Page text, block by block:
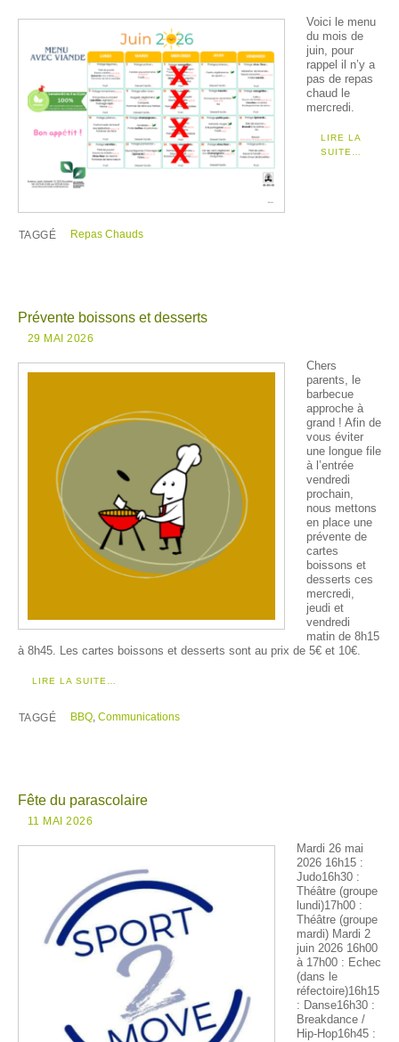
Voici le menu
du mois de
juin, pour
rappel il n’y a
pas de repas
chaud le
mercredi.
LIRE LA
SUITE…
TAGGÉ Repas Chauds
Prévente boissons et desserts
29 MAI 2026
Chers
parents, le
barbecue
approche à
grand ! Afin de
vous éviter
une longue file
à l’entrée
vendredi
prochain,
nous mettons
en place une
prévente de
cartes
boissons et
desserts ces
mercredi,
jeudi et
vendredi
matin de 8h15
à 8h45. Les cartes boissons et desserts sont au prix de 5€ et 10€.
LIRE LA SUITE…
TAGGÉ BBQ,Communications
Fête du parascolaire
11 MAI 2026
Mardi 26 mai
2026 16h15 :
Judo16h30 :
Théâtre (groupe
lundi)17h00 :
Théâtre (groupe
mardi) Mardi 2
juin 2026 16h00
à 17h00 : Echec
(dans le
réfectoire)16h15
: Danse16h30 :
Breakdance /
Hip-Hop16h45 :